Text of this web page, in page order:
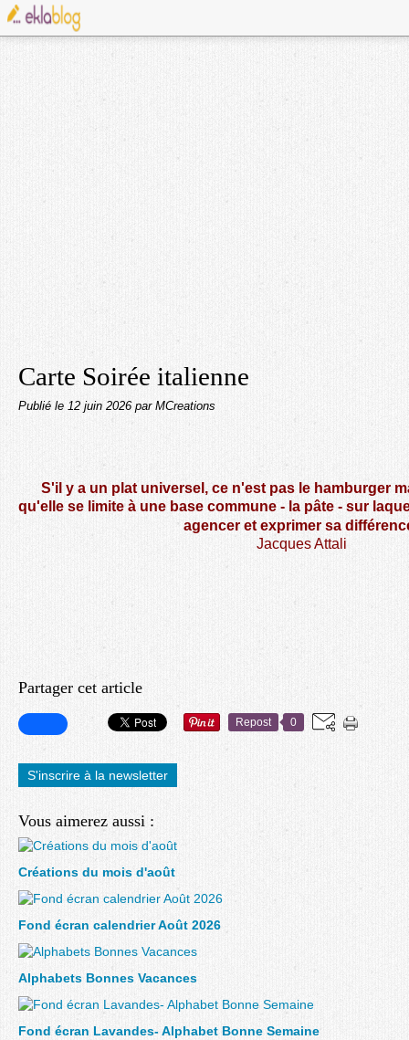
Carte Soirée italienne
Publié le 12 juin 2026 par MCreations
S'il y a un plat universel, ce n'est pas le hamburger
qu'elle se limite à une base commune - la pâte - sur
agencer et exprimer sa
Jacques Attali
Partager cet article
Repost 0
S'inscrire à la newsletter
Vous aimerez aussi :
Créations du mois d'août
Fond écran calendrier Août 2026
Alphabets Bonnes Vacances
Fond écran Lavandes- Alphabet Bonne Semaine